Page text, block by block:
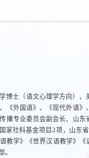
博士（语文心理学方向），
外国语》、《现代外语》
播专业委员会副会长、山东
社科基金项目2项，山东
教学》《世界汉语教学》《
。